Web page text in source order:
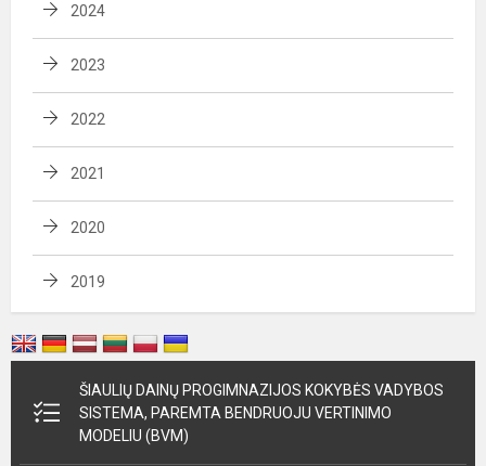
2024
2023
2022
2021
2020
2019
ŠIAULIŲ DAINŲ PROGIMNAZIJOS KOKYBĖS VADYBOS
SISTEMA, PAREMTA BENDRUOJU VERTINIMO
MODELIU (BVM)